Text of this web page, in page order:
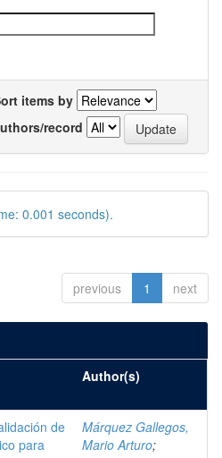
items by
record
0.001 seconds).
previous 1 next
Author(s)
de
para
Márquez Gallegos,
Mario Arturo;